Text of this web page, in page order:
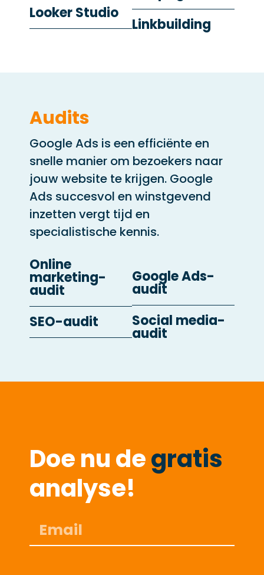
Looker Studio
Linkbuilding
Audits
Google Ads is een efficiënte en
snelle manier om bezoekers naar
jouw website te krijgen. Google
Ads succesvol en winstgevend
inzetten vergt tijd en
specialistische kennis.
Online
marketing-
audit
SEO-audit
Google Ads-
audit
Social media-
audit
Doe nu degratis
analyse!